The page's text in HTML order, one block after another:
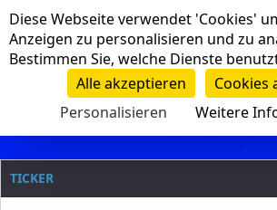
Navigation
Clanname
TICKER
Cookie-Einstellungen
Diese Webseite verwendet 'Cookies'
Anzeigen zu personalisieren und zu
Bestimmen Sie, welche Dienste
Alle akzeptieren
Cookies
Personalisieren
Weitere